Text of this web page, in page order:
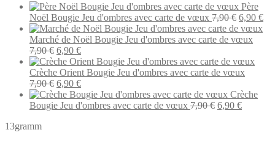
Père
Noël Bougie Jeu d'ombres avec carte de vœux 7,90€ Le
prix
initial
7,90 €.
6,90 €Le
Marché de Noël Bougie Jeu d'ombres avec carte de vœux
7,90€ Le
prix
initial
était :
7,90 €.
6,90 €Le
prix
actuel
est :
6,90 €.
Crèche Orient Bougie Jeu d'ombres avec carte de vœux
7,90€ Le
prix
initial
6,90 €Le
prix
actuel
Crèche
Bougie Jeu d'ombres avec carte de vœux 7,90€ Le
6,90 €Le
13gramm